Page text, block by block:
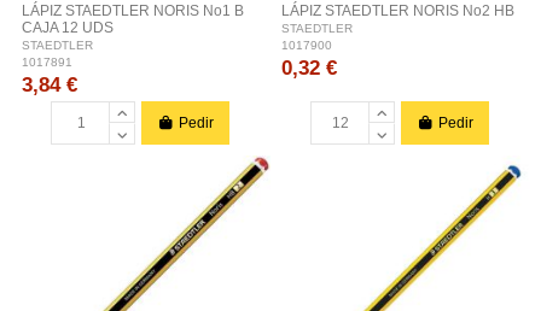
LÁPIZ STAEDTLER NORIS No1 B
CAJA 12 UDS
STAEDTLER
1017891
3,84 €
Pedir
LÁPIZ STAEDTLER NORIS No2 HB
STAEDTLER
1017900
0,32 €
Pedir